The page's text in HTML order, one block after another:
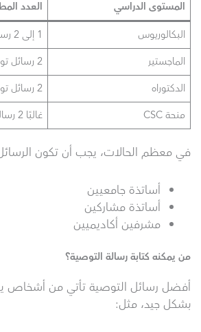
المستوى الدراسي
العدد
البكالوريوس
1 إلى 2 رسالة
الماجستير
2 رسائل توصية
الدكتوراه
2 رسائل توصية
منحة CSC
غالبًا 2 رسالة
في معظم الحالات، يجب أن تكون
أساتذة جامعيين
أساتذة مشاركين
مشرفين أكاديميين
من يمكنه كتابة رسالة التوصية؟
أفضل رسائل التوصية تأتي من أشخاص
بشكل جيد، مثل: